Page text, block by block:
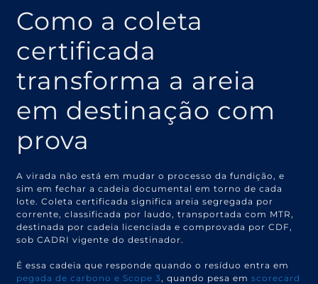
Como a coleta
certificada
transforma a areia
em destinação com
prova
A virada não está em mudar o processo da fundição, e
sim em fechar a cadeia documental em torno de cada
lote. Coleta certificada significa areia segregada por
corrente, classificada por laudo, transportada com MTR,
destinada por cadeia licenciada e comprovada por CDF,
sob CADRI vigente do destinador.
É essa cadeia que responde quando o resíduo entra em
pegada de carbono e Scope 3 , quando pesa emscorecard